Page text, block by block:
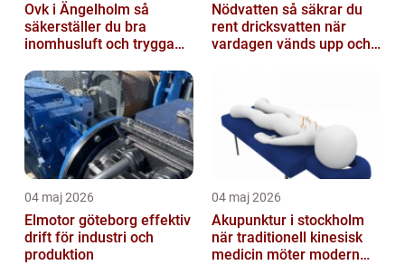
Ovk i Ängelholm så
säkerställer du bra
inomhusluft och trygga
Nödvatten så säkrar du
rent dricksvatten när
vardagen vänds upp och
04 maj 2026
Elmotor göteborg effektiv
drift för industri och
produktion
04 maj 2026
Akupunktur i stockholm
när traditionell kinesisk
medicin möter modern